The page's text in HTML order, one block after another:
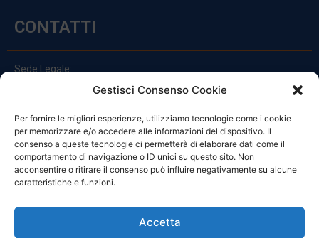
Gestisci Consenso Cookie
Per fornire le migliori esperienze, utilizziamo tecnologie come i cookie
per memorizzare e/o accedere alle informazioni del dispositivo. Il
consenso a queste tecnologie ci permetterà di elaborare dati come il
comportamento di navigazione o ID unici su questo sito. Non
acconsentire o ritirare il consenso può influire negativamente su alcune
caratteristiche e funzioni.
Accetta
CONTATTI
Sede Legale:
Via Principe Di Udine 144
clienti@officinefvg.it
info@officinefvg.it
posta@officinefvgpec.It
ORARI